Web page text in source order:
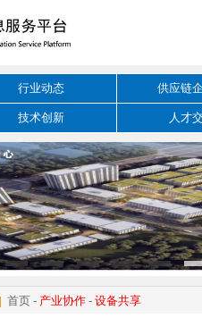
行业动态 供应链
技术创新 人才
首页 - 产业协作 -设备共享